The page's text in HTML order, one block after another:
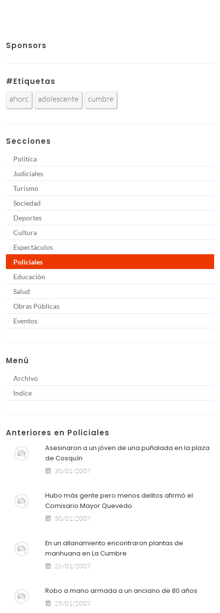
Sponsors
#Etiquetas
ahorc adolescente cumbre
Secciones
Política
Judiciales
Turismo
Sociedad
Deportes
Cultura
Espectáculos
Policiales
Educación
Salud
Obras Públicas
Eventos
Menú
Archivo
Indice
Anteriores en Policiales
Asesinaron a un jóven de una puñalada en la plaza
de Cosquín
30/01/2007
Hubo más gente pero menos delitos afirmó el
Comisario Mayor Quevedo
30/01/2007
En un allanamiento encontraron plantas de
marihuana en La Cumbre
26/01/2007
Robo a mano armada a un anciano de 80 años
25/01/2007